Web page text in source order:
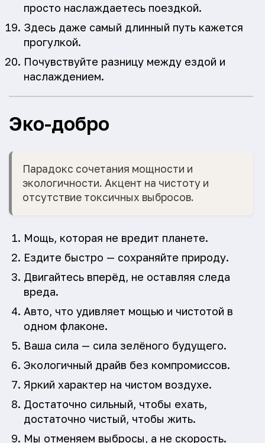
просто наслаждаетесь поездкой.
Здесь даже самый длинный путь кажется
прогулкой.
Почувствуйте разницу между ездой и
наслаждением.
Эко-добро
Парадокс сочетания мощности и
экологичности. Акцент на чистоту и
отсутствие токсичных выбросов.
Мощь, которая не вредит планете.
Ездите быстро — сохраняйте природу.
Двигайтесь вперёд, не оставляя следа
вреда.
Авто, что удивляет мощью и чистотой в
одном флаконе.
Ваша сила — сила зелёного будущего.
Экологичный драйв без компромиссов.
Яркий характер на чистом воздухе.
Достаточно сильный, чтобы ехать,
достаточно чистый, чтобы жить.
Мы отменяем выбросы, а не скорость.